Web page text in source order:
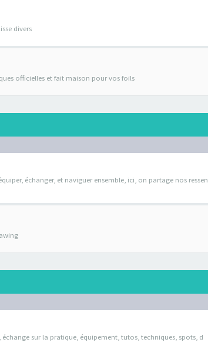
divers
officielles et fait maison pour vos foils
échanger, et naviguer ensemble, ici, on partage nos ressen
sur la pratique, équipement, tutos, techniques, spots, d